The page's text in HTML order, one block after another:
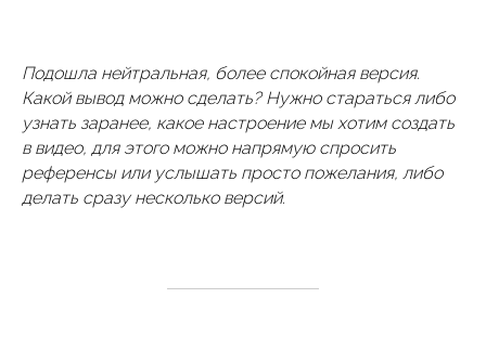
Подошла нейтральная, более спокойная версия.
Какой вывод можно сделать? Нужно стараться либо
узнать заранее, какое настроение мы хотим создать
в видео, для этого можно напрямую спросить
референсы или услышать просто пожелания, либо
делать сразу несколько версий.